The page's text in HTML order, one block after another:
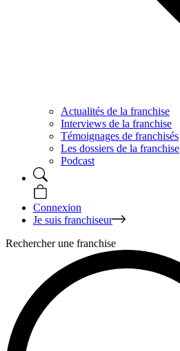
Actualités de la franchise
Interviews de la franchise
Témoignages de franchisés
Les dossiers de la franchise
Podcast
Connexion
Je suis franchiseur
Rechercher une franchise